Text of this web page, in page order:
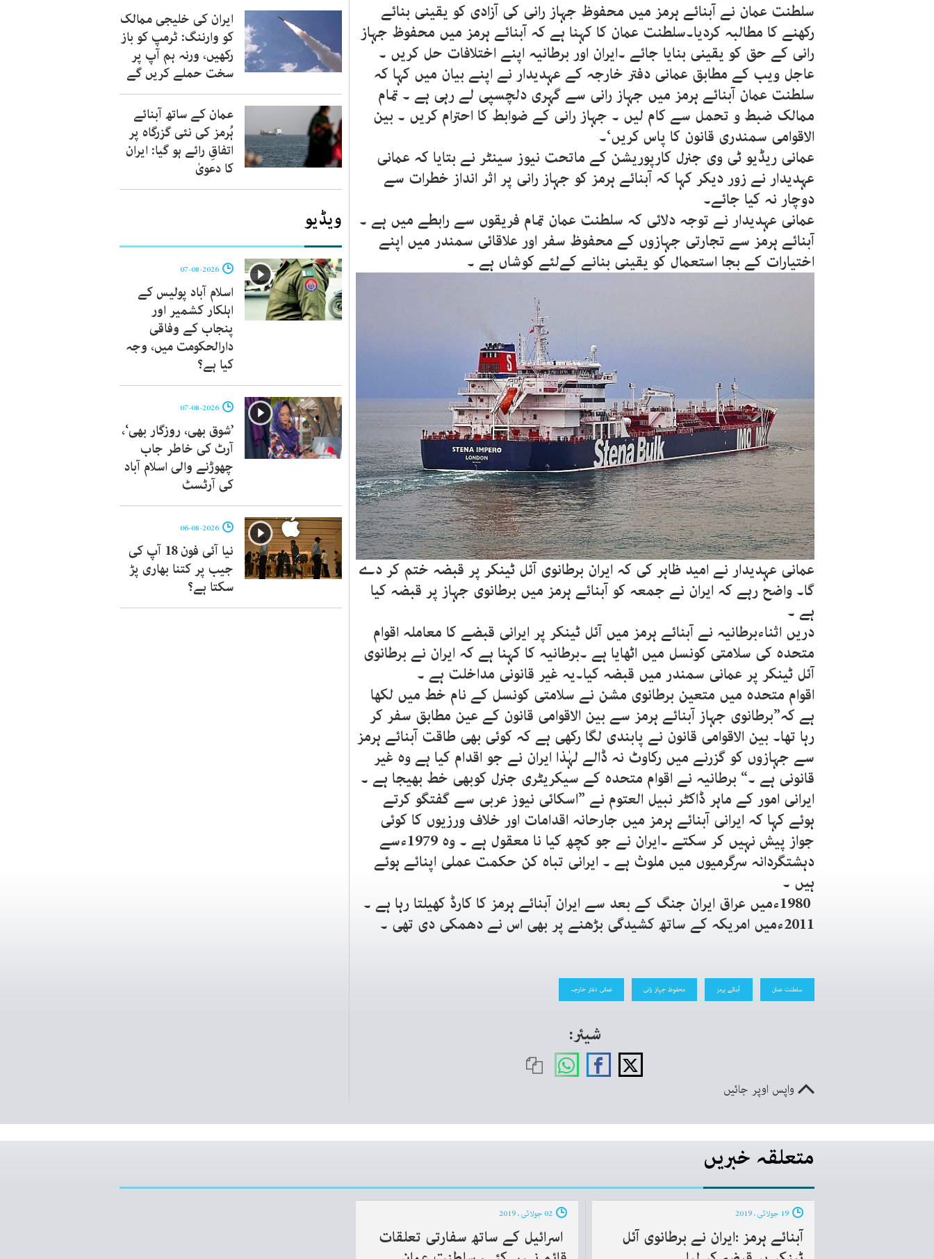
سلطنت عمان نے آبنائے ہرمز میں محفوظ جہاز رانی کی آزادی کو یقینی بنائے
رکھنے کا مطالبہ کردیا۔سلطنت عمان کا کہنا ہے کہ آبنائے ہرمز میں محفوظ جہاز
رانی کے حق کو یقینی بنایا جائے ۔ایران اور برطانیہ اپنے اختلافات حل کریں ۔
عاجل ویب کے مطابق عمانی دفتر خارجہ کے عہدیدار نے اپنے بیان میں کہا کہ
سلطنت عمان آبنائے ہرمز میں جہاز رانی سے گہری دلچسپی لے رہی ہے ۔ تمام
ممالک ضبط و تحمل سے کام لیں ۔ جہاز رانی کے ضوابط کا احترام کریں ۔ بین
الاقوامی سمندری قانون کا پاس کریں‘۔
عمانی ریڈیو ٹی وی جنرل کارپوریشن کے ماتحت نیوز سینٹر نے بتایا کہ عمانی
عہدیدار نے زور دیکر کہا کہ آبنائے ہرمز کو جہاز رانی پر اثر انداز خطرات سے
دوچار نہ کیا جائے۔
عمانی عہدیدار نے توجہ دلائی کہ سلطنت عمان تمام فریقوں سے رابطے میں ہے ۔
آبنائے ہرمز سے تجارتی جہازوں کے محفوظ سفر اور علاقائی سمندر میں اپنے
اختیارات کے بجا استعمال کو یقینی بنانے کےلئے کوشاں ہے ۔
عمانی عہدیدار نے امید ظاہر کی کہ ایران برطانوی آئل ٹینکر پر قبضہ ختم کر دے
گا۔ واضح رہے کہ ایران نے جمعہ کو آبنائے ہرمز میں برطانوی جہاز پر قبضہ کیا
ہے ۔
دریں اثناءبرطانیہ نے آبنائے ہرمز میں آئل ٹینکر پر ایرانی قبضے کا معاملہ اقوام
متحدہ کی سلامتی کونسل میں اٹھایا ہے ۔برطانیہ کا کہنا ہے کہ ایران نے برطانوی
آئل ٹینکر پر عمانی سمندر میں قبضہ کیا۔یہ غیر قانونی مداخلت ہے ۔
اقوام متحدہ میں متعین برطانوی مشن نے سلامتی کونسل کے نام خط میں لکھا
ہے کہ”برطانوی جہاز آبنائے ہرمز سے بین الاقوامی قانون کے عین مطابق سفر کر
رہا تھا۔ بین الاقوامی قانون نے پابندی لگا رکھی ہے کہ کوئی بھی طاقت آبنائے ہرمز
سے جہازوں کو گزرنے میں رکاوٹ نہ ڈالے لہٰذا ایران نے جو اقدام کیا ہے وہ غیر
قانونی ہے ۔“ برطانیہ نے اقوام متحدہ کے سیکریٹری جنرل کوبھی خط بھیجا ہے ۔
ایرانی امور کے ماہر ڈاکٹر نبیل العتوم نے ”اسکائی نیوز عربی سے گفتگو کرتے
ہوئے کہا کہ ایرانی آبنائے ہرمز میں جارحانہ اقدامات اور خلاف ورزیوں کا کوئی
جواز پیش نہیں کر سکتے ۔ایران نے جو کچھ کیا نا معقول ہے ۔ وہ 1979ءسے
دہشتگردانہ سرگرمیوں میں ملوث ہے ۔ ایرانی تباہ کن حکمت عملی اپنائے ہوئے
ہیں ۔
1980ءمیں عراق ایران جنگ کے بعد سے ایران آبنائے ہرمز کا کارڈ کھیلتا رہا ہے ۔
2011ءمیں امریکہ کے ساتھ کشیدگی بڑھنے پر بھی اس نے دھمکی دی تھی ۔
سلطنت عمان آبنائے ہرمز محفوظ جہاز رانی عمانی دفتر خارجہ
شیئر:
واپس اوپر جائیں
ایران کی خلیجی ممالک
کو وارننگ: ٹرمپ کو باز
رکھیں، ورنہ ہم آپ پر
سخت حملے کریں گے
عمان کے ساتھ آبنائے
ہُرمز کی نئی گزرگاہ پر
اتفاقِ رائے ہو گیا: ایران
کا دعویٰ
ویڈیو
اسلام آباد پولیس کے
اہلکار کشمیر اور
پنجاب کے وفاقی
دارالحکومت میں، وجہ
کیا ہے؟
’شوق بھی، روزگار بھی‘،
آرٹ کی خاطر جاب
چھوڑنے والی اسلام آباد
کی آرٹسٹ
نیا آئی فون 18 آپ کی
جیب پر کتنا بھاری پڑ
سکتا ہے؟
متعلقہ خبریں
آبنائے ہرمز :ایران نے برطانوی آئل
اسرائیل کے ساتھ سفارتی تعلقات